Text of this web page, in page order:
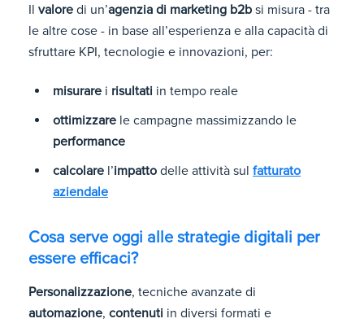
Il valore di un’agenzia di marketing b2b si misura - tra
le altre cose - in base all’esperienza e alla capacità di
sfruttare KPI, tecnologie e innovazioni, per:
misurare i risultati in tempo reale
ottimizzare le campagne massimizzando le
performance
calcolare l’impatto delle attività sul fatturato
aziendale
Cosa serve oggi alle strategie digitali per
essere efficaci?
Personalizzazione, tecniche avanzate di
automazione, contenuti in diversi formati e